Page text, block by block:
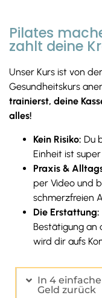
Pilates
zahlt deine
Unser Kurs ist von
Gesundheitskurs
trainierst, deine
alles!
Kein Risiko: Du
Einheit ist
Praxis &
per Video und
schmerzfreien
Die Erstattung:
Bestätigung an
wird dir aufs
In 4
Geld zurück